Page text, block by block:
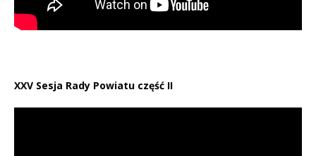
XXV Sesja Rady Powiatu część II